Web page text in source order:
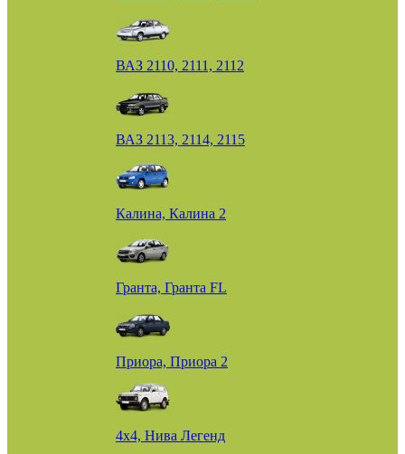
ВАЗ 2110, 2111, 2112
ВАЗ 2113, 2114, 2115
Калина, Калина 2
Гранта, Гранта FL
Приора, Приора 2
4х4, Нива Легенд